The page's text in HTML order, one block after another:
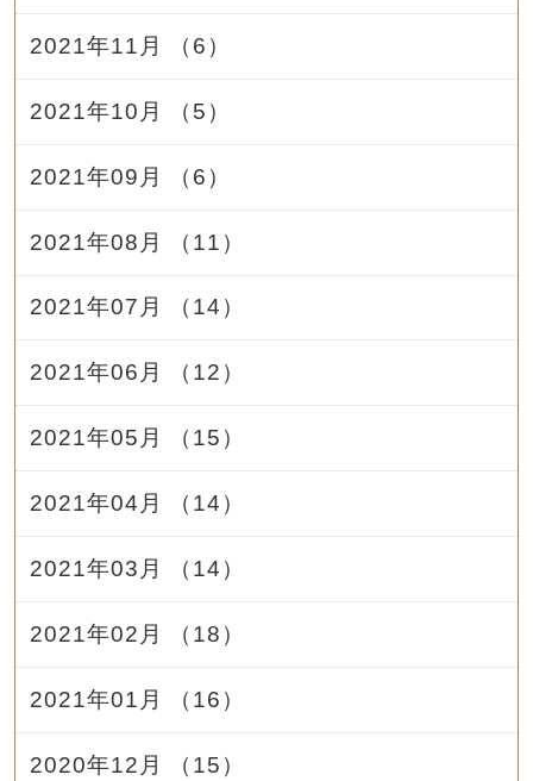
2021年11月 （6）
2021年10月 （5）
2021年09月 （6）
2021年08月 （11）
2021年07月 （14）
2021年06月 （12）
2021年05月 （15）
2021年04月 （14）
2021年03月 （14）
2021年02月 （18）
2021年01月 （16）
2020年12月 （15）